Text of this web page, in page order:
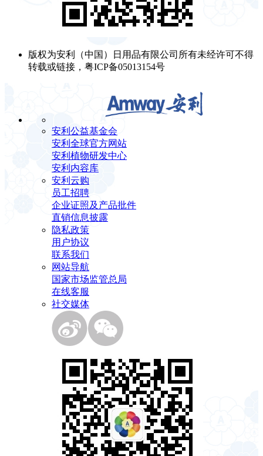
版权为安利（中国）日用品有限公司所有未经许可不得
转载或链接，粤ICP备05013154号
安利公益基金会
安利全球官方网站
安利植物研发中心
安利内容库
安利云购
员工招聘
企业证照及产品批件
直销信息披露
隐私政策
用户协议
联系我们
网站导航
国家市场监管总局
在线客服
社交媒体